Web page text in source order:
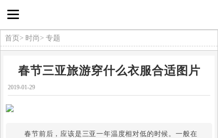
首页> 时尚> 专题
春节三亚旅游穿什么衣服合适图片
2019-01-29
春节前后，应该是三亚一年温度相对低的时候。一般在